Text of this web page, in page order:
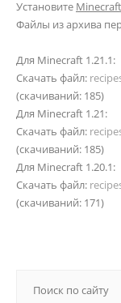
Установите
Файлы из архива
Для Minecraft 1.21.1:
Скачать файл:
(cкачиваний: 185)
Для Minecraft 1.21:
Скачать файл:
(cкачиваний: 185)
Для Minecraft 1.20.1:
Скачать файл:
(cкачиваний: 171)